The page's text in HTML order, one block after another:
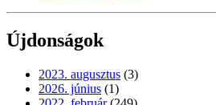
Újdonságok
2023. augusztus (3)
2026. június (1)